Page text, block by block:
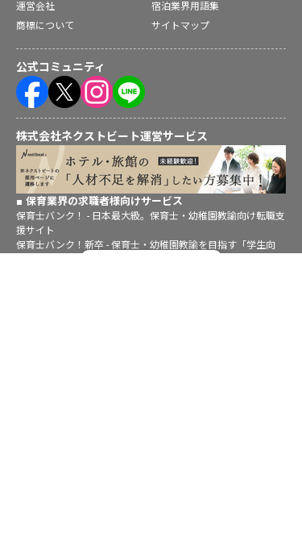
運営会社
宿泊業界用語集
商標について
サイトマップ
公式コミュニティ
株式会社ネクストビート運営サービス
保育業界の求職者様向けサービス
保育士バンク！ - 日本最大級。保育士・幼稚園教諭向け転職支
援サイト
保育士バンク！新卒 - 保育士・幼稚園教諭を目指す「学生向